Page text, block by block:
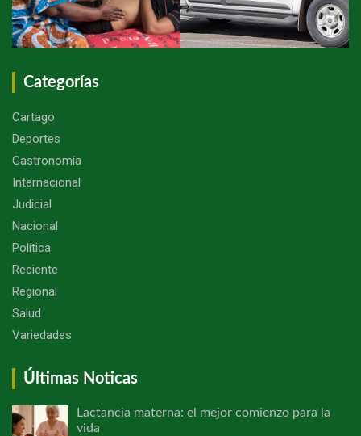
Categorías
Cartago
Deportes
Gastronomía
Internacional
Judicial
Nacional
Política
Reciente
Regional
Salud
Variedades
Últimas Noticas
Lactancia materna: el mejor comienzo para la
vida